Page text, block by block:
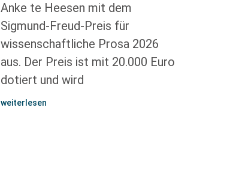
Anke te Heesen mit dem
Sigmund-Freud-Preis für
wissenschaftliche Prosa 2026
aus. Der Preis ist mit 20.000 Euro
dotiert und wird
weiterlesen